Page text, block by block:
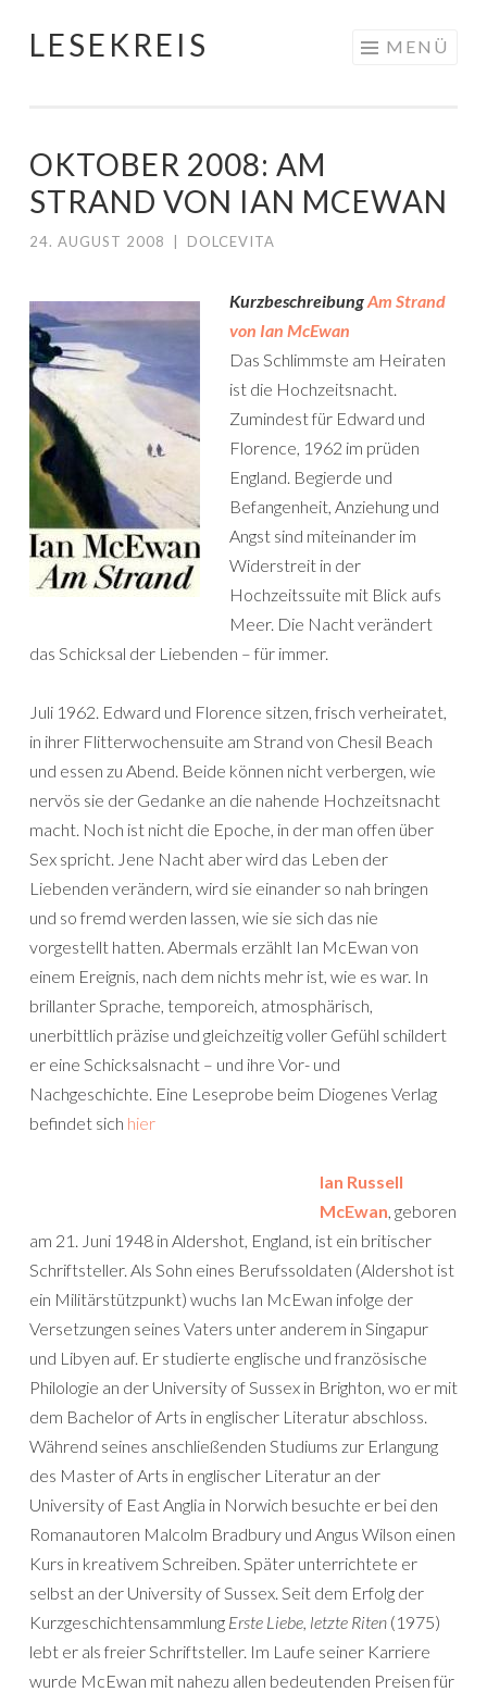
Springe
LESEKREIS MENÜ
OKTOBER 2008: AM
STRAND VON IAN MCEWAN
24. AUGUST 2008 DOLCEVITA
KurzbeschreibungAm Strand
von Ian McEwan
Das Schlimmste am Heiraten
ist die Hochzeitsnacht.
Zumindest für Edward und
Florence, 1962 im prüden
England. Begierde und
Befangenheit, Anziehung und
Angst sind miteinander im
Widerstreit in der
Hochzeitssuite mit Blick aufs
Meer. Die Nacht verändert
das Schicksal der Liebenden – für immer.
Juli 1962. Edward und Florence sitzen, frisch verheiratet,
in ihrer Flitterwochensuite am Strand von Chesil Beach
und essen zu Abend. Beide können nicht verbergen, wie
nervös sie der Gedanke an die nahende Hochzeitsnacht
macht. Noch ist nicht die Epoche, in der man offen über
Sex spricht. Jene Nacht aber wird das Leben der
Liebenden verändern, wird sie einander so nah bringen
und so fremd werden lassen, wie sie sich das nie
vorgestellt hatten. Abermals erzählt Ian McEwan von
einem Ereignis, nach dem nichts mehr ist, wie es war. In
brillanter Sprache, temporeich, atmosphärisch,
unerbittlich präzise und gleichzeitig voller Gefühl schildert
er eine Schicksalsnacht – und ihre Vor- und
Nachgeschichte. Eine Leseprobe beim Diogenes Verlag
befindet sich hier
Ian Russell
McEwan, geboren
am 21. Juni 1948 in Aldershot, England, ist ein britischer
Schriftsteller. Als Sohn eines Berufssoldaten (Aldershot ist
ein Militärstützpunkt) wuchs Ian McEwan infolge der
Versetzungen seines Vaters unter anderem in Singapur
und Libyen auf. Er studierte englische und französische
Philologie an der University of Sussex in Brighton, wo er mit
dem Bachelor of Arts in englischer Literatur abschloss.
Während seines anschließenden Studiums zur Erlangung
des Master of Arts in englischer Literatur an der
University of East Anglia in Norwich besuchte er bei den
Romanautoren Malcolm Bradbury und Angus Wilson einen
Kurs in kreativem Schreiben. Später unterrichtete er
selbst an der University of Sussex. Seit dem Erfolg der
Kurzgeschichtensammlung Erste Liebe, letzte Riten (1975)
lebt er als freier Schriftsteller. Im Laufe seiner Karriere
wurde McEwan mit nahezu allen bedeutenden Preisen für